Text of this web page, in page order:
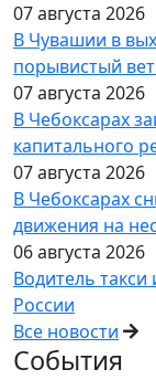
07 августа 2026
В Чувашии в
порывистый
07 августа 2026
В Чебоксарах
капитального
07 августа 2026
В Чебоксарах
движения на
06 августа 2026
Водитель
России
Все новости
События